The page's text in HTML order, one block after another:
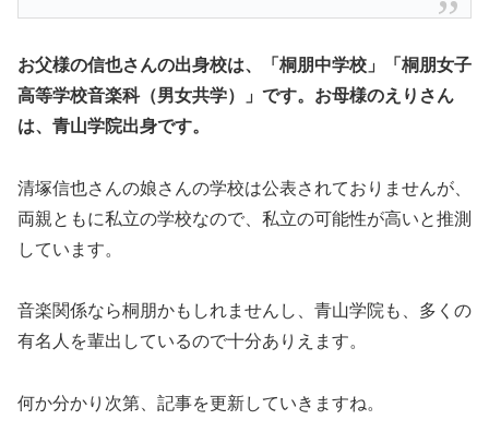
お父様の信也さんの出身校は、「桐朋中学校」
「桐朋女子
高等学校音楽科（男女共学）」です。 お母様のえりさん
は、青山学院出身です。
清塚信也さんの娘さんの学校は公表されておりませんが、
両親ともに私立の学校なので、私立の可能性が高いと推測
しています。
音楽関係なら桐朋かもしれませんし、青山学院も、多くの
有名人を輩出しているので十分ありえます。
何か分かり次第、記事を更新していきますね。